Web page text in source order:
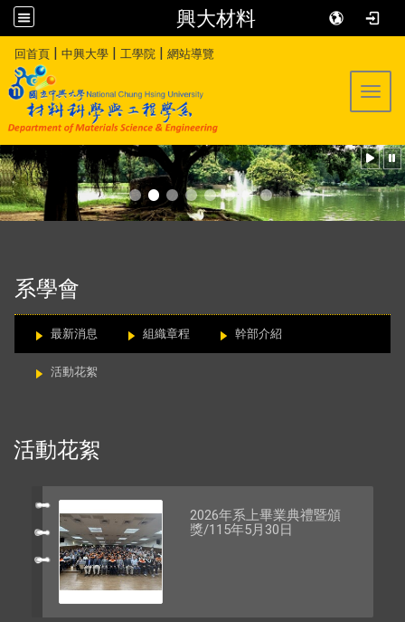
興大材料
回首頁 | 中興大學 | 工學院 | 網站導覽
系學會
最新消息 組織章程 幹部介紹
活動花絮
活動花絮
2026年系上畢業典禮暨頒
獎/115年5月30日